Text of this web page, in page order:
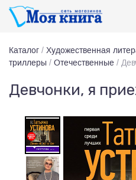
Каталог / Художественная
триллеры / Отечественные /
Девчонки, я